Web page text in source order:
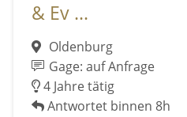
& Ev ...
Oldenburg
Gage: auf Anfrage
4 Jahre tätig
Antwortet binnen 8h